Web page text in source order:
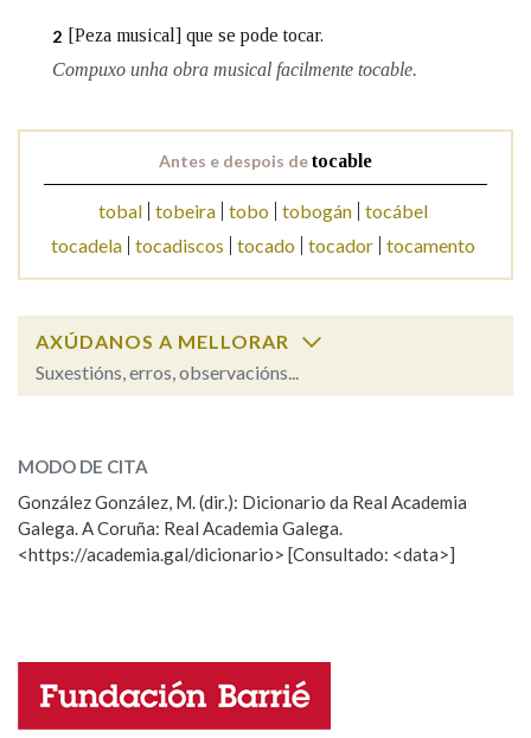
BUSCAR NO CONTIDO
Nas definicións
Na fraseoloxía
Pertence a
2 [Peza musical] que se pode tocar.
Compuxo unha obra musical facilmente tocable.
Antes e despois detocable
tobal tobeira tobo tobogán
tocábel
tocadela
tocadiscos tocado tocador tocamento
AXÚDANOS A MELLORAR
Suxestións, erros, observacións...
ESCOLLE UNHA OPCIÓN:
Observación Hai un erro na palabra
Propoño mellorar a definición
Nome
MODO DE CITA
González González, M. (dir.): Dicionario da Real Academia
Galega. A Coruña: Real Academia Galega.
<https://academia.gal/dicionario> [Consultado: <data>]